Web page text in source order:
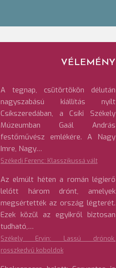
VÉLEMÉNY
A tegnap, csütörtökön délután
nagyszabású kiállítás nyílt
Csíkszeredában, a Csíki Székely
Múzeumban Gaál András
festőművész emlékére. A Nagy
Imre, Nagy…
Székedi Ferenc: Klasszikussá vált
Az elmúlt héten a román légierő
lelőtt három drónt, amelyek
megsértették az ország légterét.
Ezek közül az egyikről biztosan
tudható,…
Székely Ervin: Lassú drónok,
rosszkedvű koboldok